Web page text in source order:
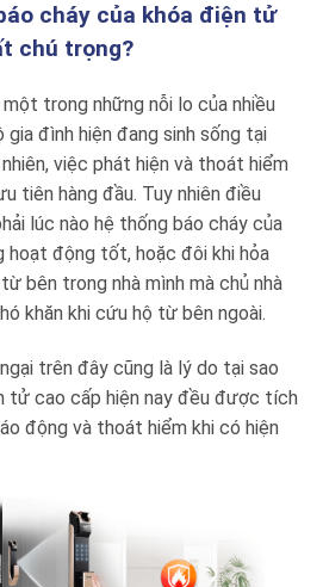
cháy của khóa điện tử
chú trọng?
trong những nỗi lo của nhiều
gia đình hiện đang sinh sống tại
việc phát hiện và thoát hiểm
tiên hàng đầu. Tuy nhiên điều
lúc nào hệ thống báo cháy của
hoạt động tốt, hoặc đôi khi hỏa
bên trong nhà mình mà chủ nhà
khăn khi cứu hộ từ bên ngoài.
trên đây cũng là lý do tại sao
tử cao cấp hiện nay đều được tích
động và thoát hiểm khi có hiện